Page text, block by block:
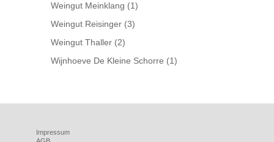
Weingut Meinklang (1)
Weingut Reisinger (3)
Weingut Thaller (2)
Wijnhoeve De Kleine Schorre (1)
Impressum
AGB